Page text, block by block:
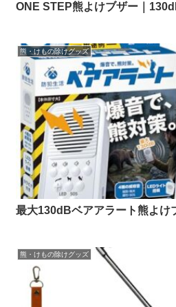
ONE STEP熊よけブザー｜
熊・けもの除けグッズ
最大130dBベアアラート熊よけ
熊・けもの除けグッズ